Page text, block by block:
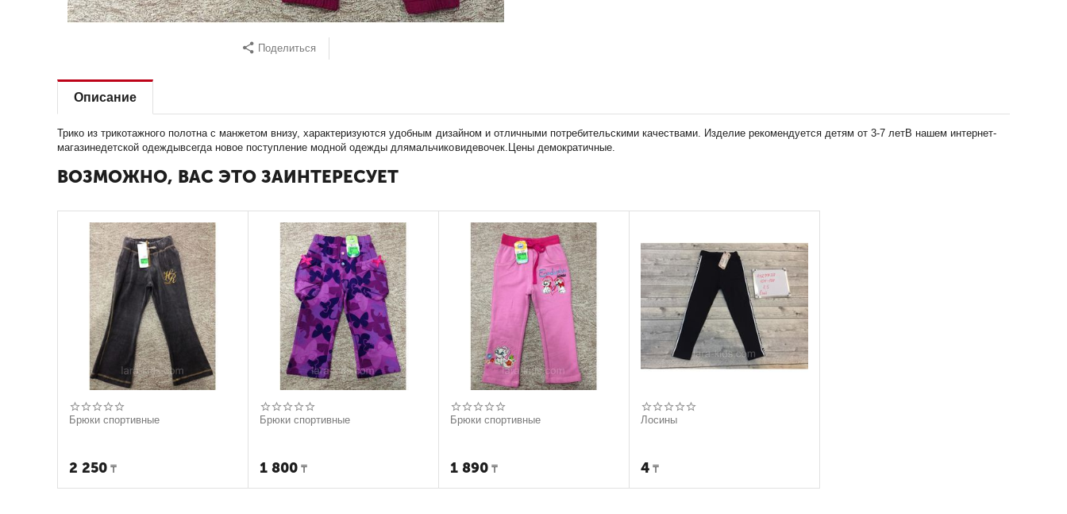
Поделиться
Описание
Трико из трикотажного полотна с манжетом внизу, характеризуются удобным дизайном и отличными потребительскими качествами. Изделие рекомендуется детям от 3-7 летВ нашем интернет-
магазинедетской одеждывсегда новое поступление модной одежды длямальчиковидевочек.Цены демократичные.
ВОЗМОЖНО, ВАС ЭТО ЗАИНТЕРЕСУЕТ
Брюки спортивные
2 250 ₸
Брюки спортивные
1 800 ₸
Брюки спортивные
1 890 ₸
Лосины
4 ₸